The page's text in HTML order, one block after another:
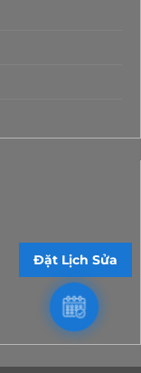
Đặt Lịch Sửa